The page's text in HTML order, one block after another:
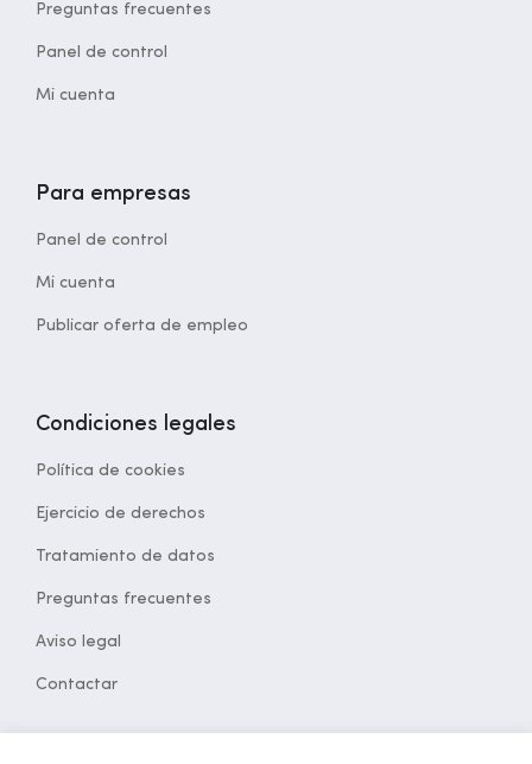
Preguntas frecuentes
Panel de control
Mi cuenta
Para empresas
Panel de control
Mi cuenta
Publicar oferta de empleo
Condiciones legales
Política de cookies
Ejercicio de derechos
Tratamiento de datos
Preguntas frecuentes
Aviso legal
Contactar